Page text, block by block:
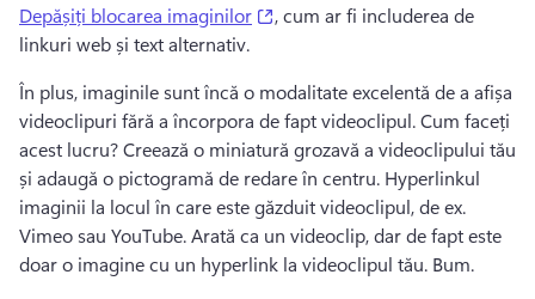
Depășiți blocarea imaginilor
(opens in a new tab)
, cum ar fi includerea de
linkuri web și text alternativ.
În plus, imaginile sunt încă o modalitate excelentă de a afișa
videoclipuri fără a încorpora de fapt videoclipul. Cum faceți
acest lucru? Creează o miniatură grozavă a videoclipului tău
și adaugă o pictogramă de redare în centru. Hyperlinkul
Vimeo sau YouTube. Arată ca un videoclip, dar de fapt este
doar o imagine cu un hyperlink la videoclipul tău. Bum.